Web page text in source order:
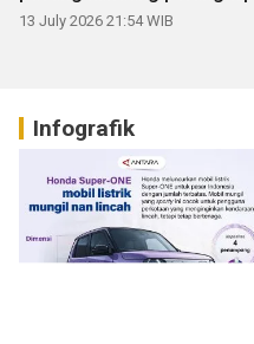
13 July 2026 21:54 WIB
Infografik